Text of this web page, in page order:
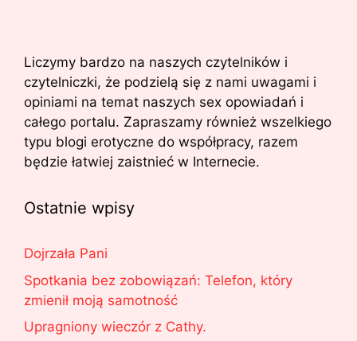
Liczymy bardzo na naszych czytelników i
czytelniczki, że podzielą się z nami uwagami i
opiniami na temat naszych sex opowiadań i
całego portalu. Zapraszamy również wszelkiego
typu blogi erotyczne do współpracy, razem
będzie łatwiej zaistnieć w Internecie.
Ostatnie wpisy
Dojrzała Pani
Spotkania bez zobowiązań: Telefon, który
zmienił moją samotność
Upragniony wieczór z Cathy.